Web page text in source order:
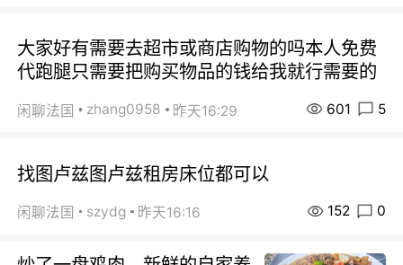
大家好有需要去超市或商店购物的吗本人免费
代跑腿只需要把购买物品的钱给我就行需要的
闲聊法国 zhang0958 昨天16:29 601 5
找图卢兹图卢兹租房床位都可以
闲聊法国 szydg 昨天16:16 152 0